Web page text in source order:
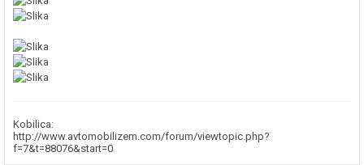
Kobilica:
http://www.avtomobilizem.com/forum/viewtopic.php?
f=7&t=88076&start=0